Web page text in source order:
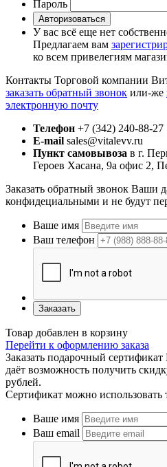
Пароль
Авторизоваться
У вас всё еще нет
Предлагаем вам
ко всем привелегиям
Контакты Торговой компании
заказать обратный звонок или-же
электронную почту
Телефон +7 (342) 240-88-27
E-mail sales@vitalevv.ru
Пункт самовывоза в г.
Героев Хасана, 9а офис 2,
Заказать обратный звонок Ваши
конфидециальными и не будут
Ваше имя
Ваш телефон
Заказать
Товар добавлен в корзину
Перейти к оформлению заказа
Заказать подарочный сертификат
даёт возможность получить
рублей.
Сертификат можно использовать
Ваше имя
Ваш email